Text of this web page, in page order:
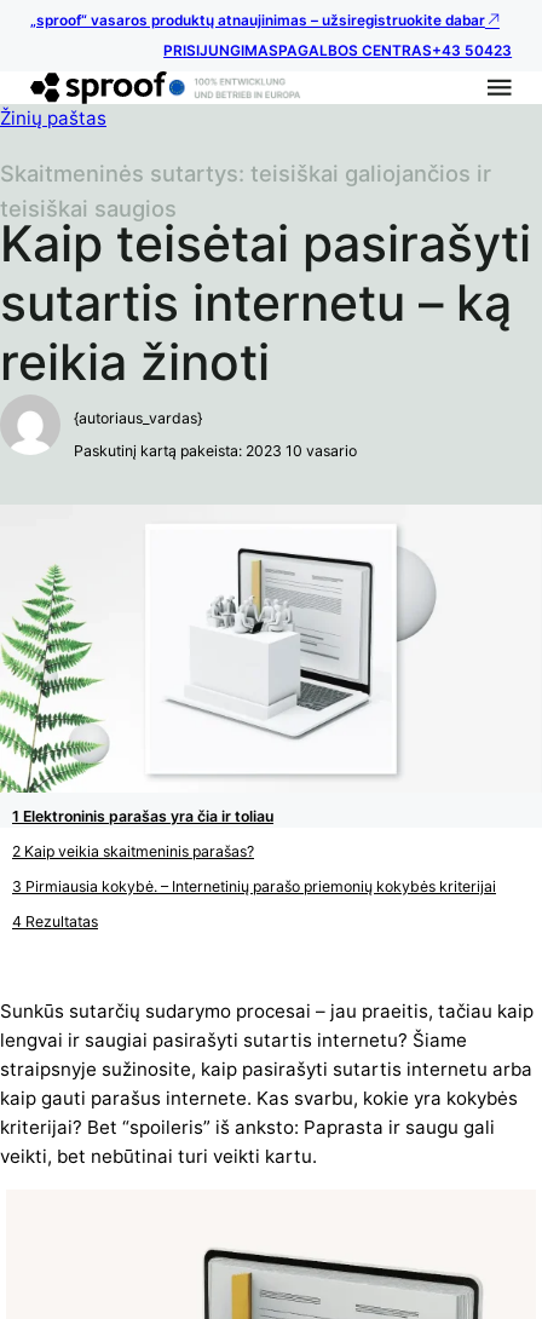
„sproof“ vasaros produktų atnaujinimas – užsiregistruokite dabar
PRISIJUNGIMASPAGALBOS CENTRAS+43 50423
Žinių paštas
Kaip teisėtai pasirašyti
sutartis internetu – ką
reikia žinoti
Skaitmeninės sutartys: teisiškai galiojančios ir
teisiškai saugios
{autoriaus_vardas}
Paskutinį kartą pakeista: 2023 10 vasario
Elektroninis parašas yra čia ir toliau
Kaip veikia skaitmeninis parašas?
Pirmiausia kokybė. – Internetinių parašo priemonių kokybės kriterijai
Rezultatas
Sunkūs sutarčių sudarymo procesai – jau praeitis, tačiau kaip
lengvai ir saugiai pasirašyti sutartis internetu? Šiame
straipsnyje sužinosite, kaip pasirašyti sutartis internetu arba
kaip gauti parašus internete. Kas svarbu, kokie yra kokybės
kriterijai? Bet “spoileris” iš anksto: Paprasta ir saugu gali
veikti, bet nebūtinai turi veikti kartu.